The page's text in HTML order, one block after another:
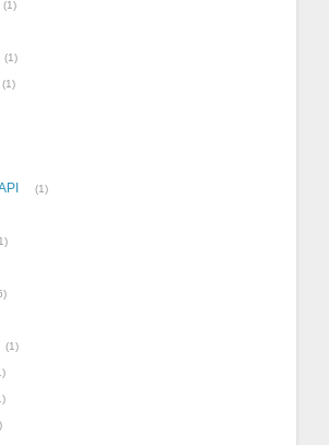
1
1
1
1
1
1